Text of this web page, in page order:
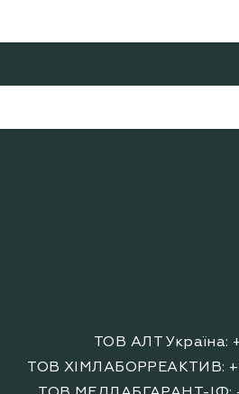
ТОВ АЛТ Україна:
ТОВ ХІМЛАБОРРЕАКТИВ: